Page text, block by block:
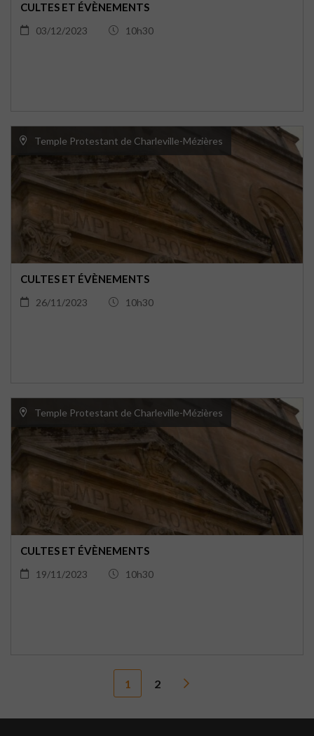
CULTES ET ÉVÈNEMENTS
03/12/2023 10h30
Temple Protestant de Charleville-Mézières
CULTES ET ÉVÈNEMENTS
26/11/2023 10h30
Temple Protestant de Charleville-Mézières
CULTES ET ÉVÈNEMENTS
19/11/2023 10h30
1 2